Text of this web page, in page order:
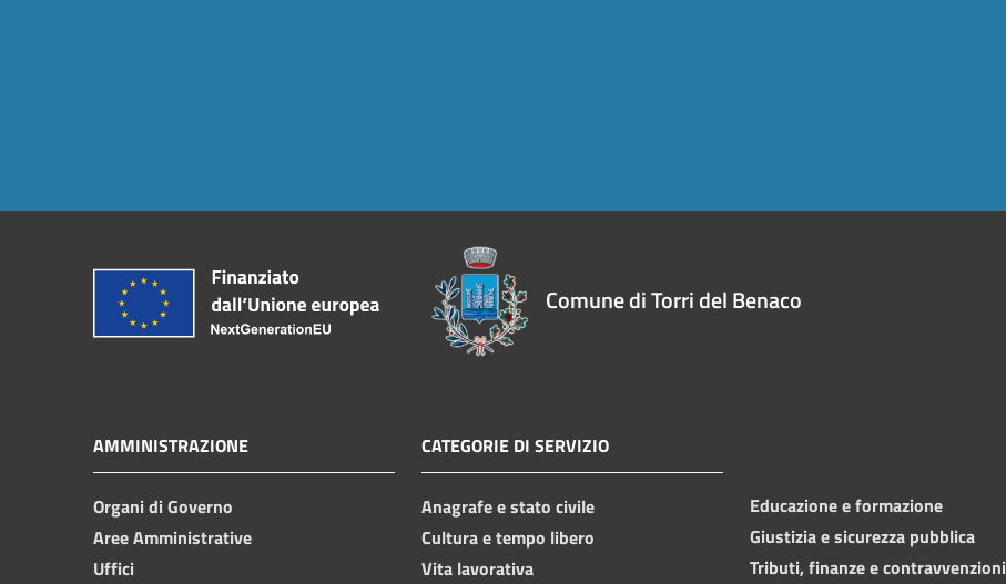
Comune di Torri del Benaco
AMMINISTRAZIONE
Organi di Governo
Aree Amministrative
Uffici
CATEGORIE DI SERVIZIO
Anagrafe e stato civile
Cultura e tempo libero
Vita lavorativa
Educazione e formazione
Giustizia e sicurezza pubblica
Tributi, finanze e contravvenzioni